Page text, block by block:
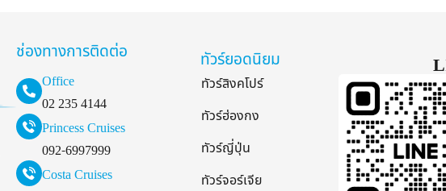
ช่องทางการติดต่อ
Office
02 235 4144
Princess Cruises
092-6997999
Costa Cruises
ทัวร์ยอดนิยม
ทัวร์สิงคโปร์
ทัวร์ฮ่องกง
ทัวร์ญี่ปุ่น
ทัวร์จอร์เจีย